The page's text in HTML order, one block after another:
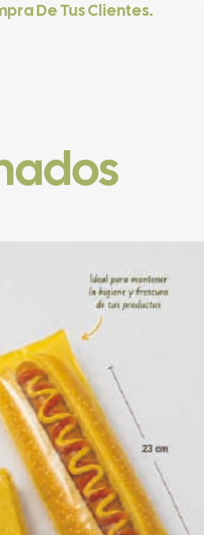
De Tus Clientes.